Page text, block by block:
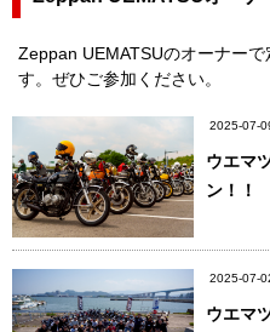
Zeppan UEMATSUのオーナー
す。ぜひご参加ください。
2025-07-
ウエマ
ン！！
2025-07-
ウエマ